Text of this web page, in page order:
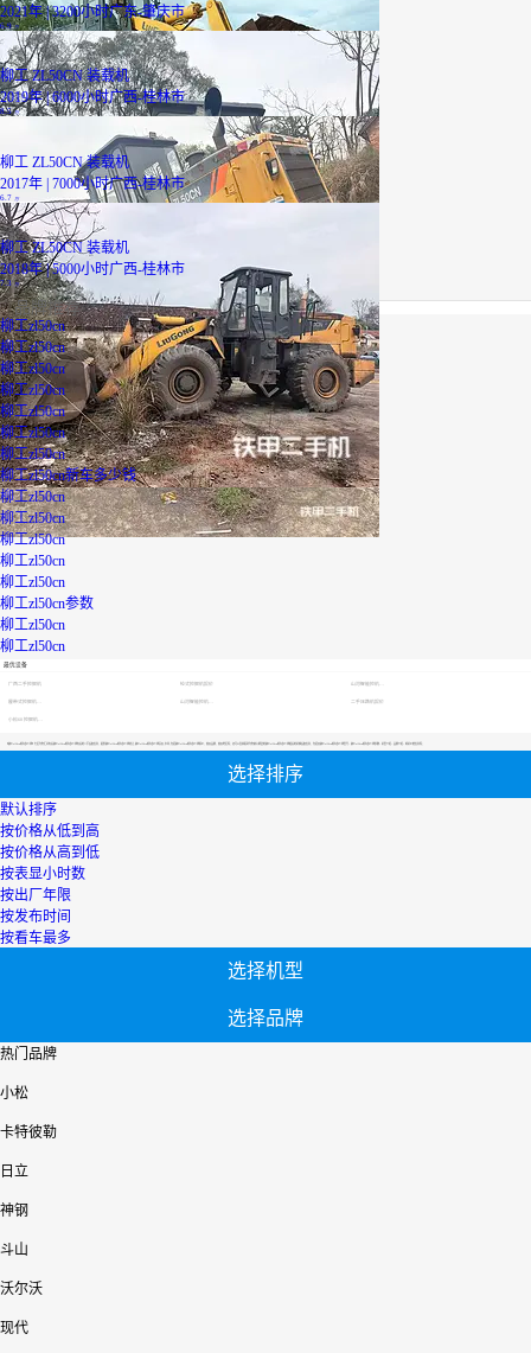
2021年 | 3200小时广东-肇庆市
6.9万
柳工 ZL50CN 装载机
2019年 | 6000小时广西-桂林市
8.5万
柳工 ZL50CN 装载机
2017年 | 7000小时广西-桂林市
6.7
柳工 ZL50CN 装载机
2018年 | 5000小时广西-桂林市
7.3 万
品牌推荐
柳工zl50cn
柳工zl50cn
柳工zl50cn
柳工zl50cn
柳工zl50cn
柳工zl50cn
柳工zl50cn
柳工zl50cn新车多少钱
柳工zl50cn
柳工zl50cn
柳工zl50cn
柳工zl50cn
柳工zl50cn
柳工zl50cn参数
柳工zl50cn
柳工zl50cn
最优设备
广西二手挖掘机 轮式挖掘机报价
二手压路机报价
选择排序
默认排序
按价格从低到高
按价格从高到低
按表显小时数
按出厂年限
按发布时间
按看车最多
选择机型
选择品牌
热门品牌
小松
卡特彼勒
日立
神钢
斗山
沃尔沃
现代